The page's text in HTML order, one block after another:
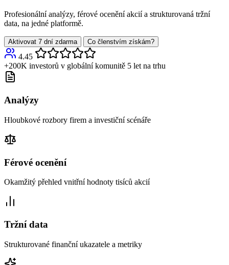
Profesionální analýzy, férové ocenění akcií a strukturovaná tržní
data, na jedné platformě.
Aktivovat 7 dní zdarma Co členstvím získám?
4.45
+200K investorů v globální komunitě 5 let na trhu
Analýzy
Hloubkové rozbory firem a investiční scénáře
Férové ocenění
Okamžitý přehled vnitřní hodnoty tisíců akcií
Tržní data
Strukturované finanční ukazatele a metriky